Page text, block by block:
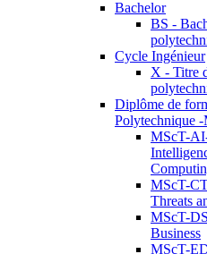
Bachelor
BS -
Cycle Ingénieur
X - Titre
Diplôme de
Polytechnique
MScT-
MScT-
Threats
MScT-
Business
MScT-